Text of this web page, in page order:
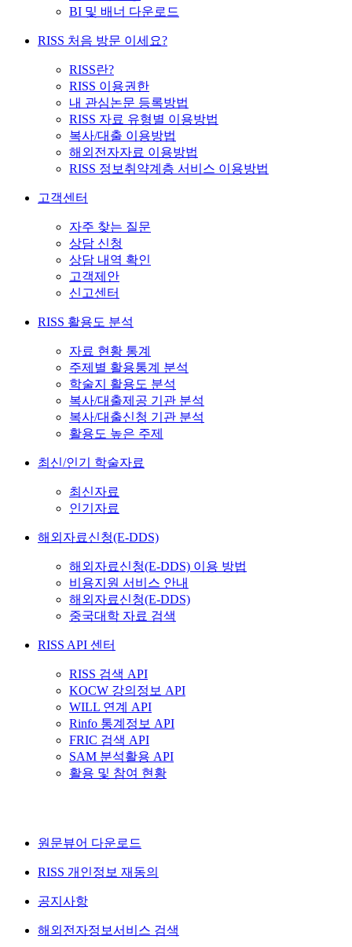
BI 및 배너 다운로드
RISS 처음 방문 이세요?
RISS란?
RISS 이용권한
내 관심논문 등록방법
RISS 자료 유형별 이용방법
복사/대출 이용방법
해외전자자료 이용방법
RISS 정보취약계층 서비스 이용방법
고객센터
자주 찾는 질문
상담 신청
상담 내역 확인
고객제안
신고센터
RISS 활용도 분석
자료 현황 통계
주제별 활용통계 분석
학술지 활용도 분석
복사/대출제공 기관 분석
복사/대출신청 기관 분석
활용도 높은 주제
최신/인기 학술자료
최신자료
인기자료
해외자료신청(E-DDS)
해외자료신청(E-DDS) 이용 방법
비용지원 서비스 안내
해외자료신청(E-DDS)
중국대학 자료 검색
RISS API 센터
RISS 검색 API
KOCW 강의정보 API
WILL 연계 API
Rinfo 통계정보 API
FRIC 검색 API
SAM 분석활용 API
활용 및 참여 현황
원문뷰어 다운로드
RISS 개인정보 재동의
공지사항
해외전자정보서비스 검색